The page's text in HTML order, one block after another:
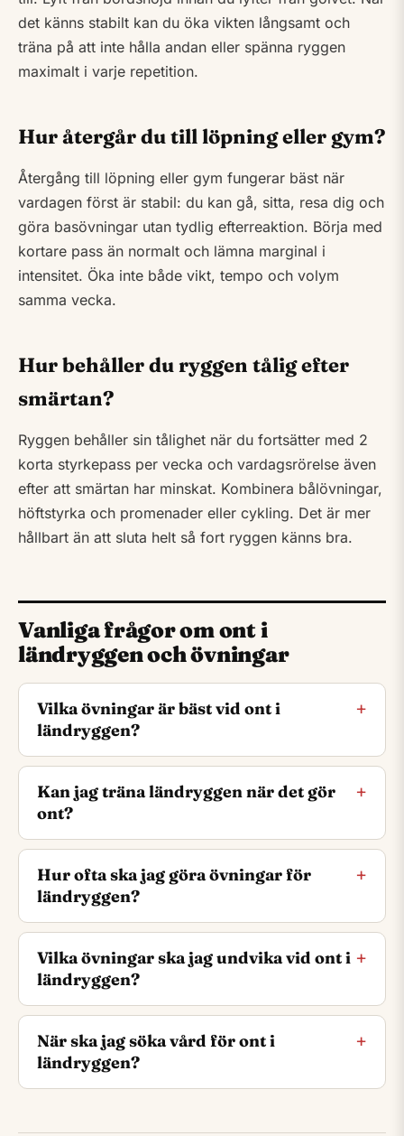
det känns stabilt kan du öka vikten långsamt och
träna på att inte hålla andan eller spänna ryggen
maximalt i varje repetition.
Hur återgår du till löpning eller gym?
Återgång till löpning eller gym fungerar bäst när
vardagen först är stabil: du kan gå, sitta, resa dig och
göra basövningar utan tydlig efterreaktion. Börja med
kortare pass än normalt och lämna marginal i
intensitet. Öka inte både vikt, tempo och volym
samma vecka.
Hur behåller du ryggen tålig efter
smärtan?
Ryggen behåller sin tålighet när du fortsätter med 2
korta styrkepass per vecka och vardagsrörelse även
efter att smärtan har minskat. Kombinera bålövningar,
höftstyrka och promenader eller cykling. Det är mer
hållbart än att sluta helt så fort ryggen känns bra.
Vanliga frågor om ont i
ländryggen och övningar
Vilka övningar är bäst vid ont i
ländryggen?
Kan jag träna ländryggen när det gör
ont?
Hur ofta ska jag göra övningar för
ländryggen?
Vilka övningar ska jag undvika vid ont i
ländryggen?
När ska jag söka vård för ont i
ländryggen?